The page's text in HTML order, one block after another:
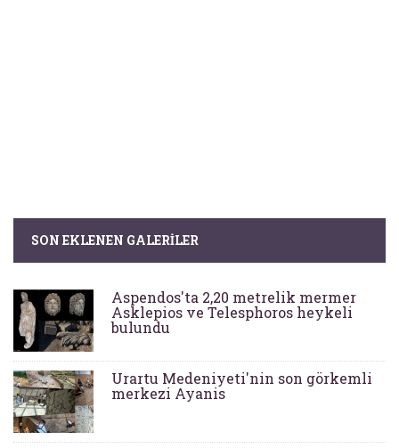
SON EKLENEN GALERILER
Aspendos'ta 2,20 metrelik mermer
Asklepios ve Telesphoros heykeli
bulundu
Urartu Medeniyeti'nin son görkemli
merkezi Ayanis